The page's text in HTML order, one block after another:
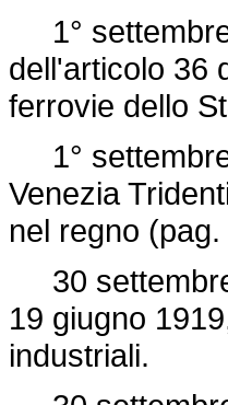
1° settembre
dell'articolo 36
ferrovie dello
1° settembre
Venezia
nel regno (pag.
30 settembre
19 giugno
industriali.